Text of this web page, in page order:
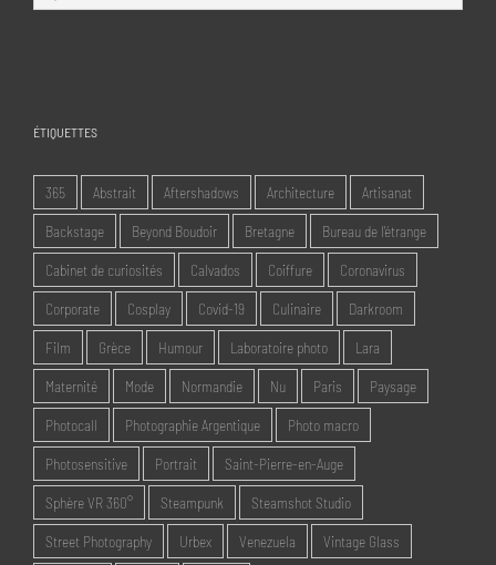
ÉTIQUETTES
365 Abstrait Aftershadows Architecture Artisanat
Backstage Beyond Boudoir Bretagne Bureau de l'étrange
Cabinet de curiosités Calvados Coiffure Coronavirus
Corporate Cosplay Covid-19 Culinaire Darkroom
Film Grèce Humour Laboratoire photo Lara
Maternité Mode Normandie Nu Paris Paysage
Photocall Photographie Argentique Photo macro
Photosensitive Portrait Saint-Pierre-en-Auge
Sphère VR 360° Steampunk Steamshot Studio
Street Photography Urbex Venezuela Vintage Glass